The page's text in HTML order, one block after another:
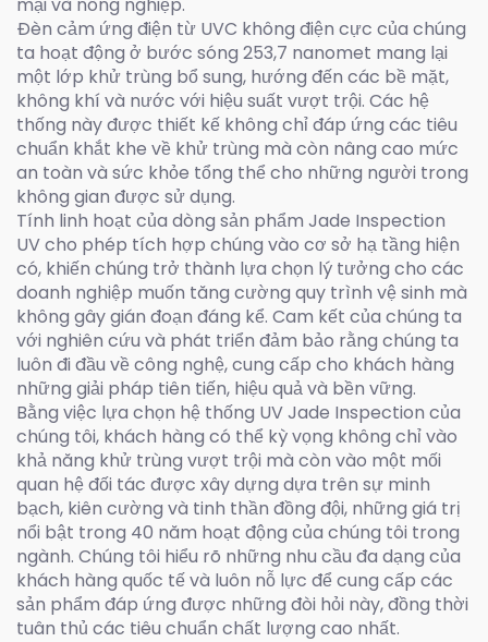
Đèn cảm ứng điện từ UVC không điện cực của chúng
ta hoạt động ở bước sóng 253,7 nanomet mang lại
một lớp khử trùng bổ sung, hướng đến các bề mặt,
không khí và nước với hiệu suất vượt trội. Các hệ
thống này được thiết kế không chỉ đáp ứng các tiêu
chuẩn khắt khe về khử trùng mà còn nâng cao mức
an toàn và sức khỏe tổng thể cho những người trong
không gian được sử dụng.
Tính linh hoạt của dòng sản phẩm Jade Inspection
UV cho phép tích hợp chúng vào cơ sở hạ tầng hiện
có, khiến chúng trở thành lựa chọn lý tưởng cho các
doanh nghiệp muốn tăng cường quy trình vệ sinh mà
không gây gián đoạn đáng kể. Cam kết của chúng ta
với nghiên cứu và phát triển đảm bảo rằng chúng ta
luôn đi đầu về công nghệ, cung cấp cho khách hàng
những giải pháp tiên tiến, hiệu quả và bền vững.
Bằng việc lựa chọn hệ thống UV Jade Inspection của
chúng tôi, khách hàng có thể kỳ vọng không chỉ vào
khả năng khử trùng vượt trội mà còn vào một mối
quan hệ đối tác được xây dựng dựa trên sự minh
bạch, kiên cường và tinh thần đồng đội, những giá trị
nổi bật trong 40 năm hoạt động của chúng tôi trong
ngành. Chúng tôi hiểu rõ những nhu cầu đa dạng của
khách hàng quốc tế và luôn nỗ lực để cung cấp các
sản phẩm đáp ứng được những đòi hỏi này, đồng thời
tuân thủ các tiêu chuẩn chất lượng cao nhất.